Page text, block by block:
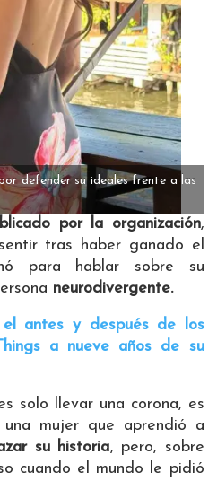
defender su ideales frente a las
por la organización,
tras haber ganado el
para hablar sobre su
neurodivergente.
antes y después de los
a nueve años de su
solo llevar una corona, es
mujer que aprendió a
su historia, pero, sobre
cuando el mundo le pidió